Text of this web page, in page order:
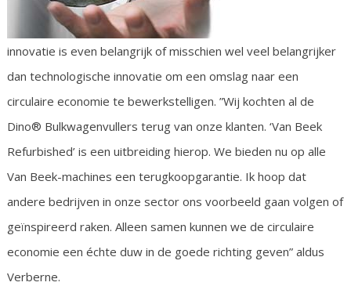
innovatie is even belangrijk of misschien wel veel belangrijker
dan technologische innovatie om een omslag naar een
circulaire economie te bewerkstelligen. ”Wij kochten al de
Dino® Bulkwagenvullers terug van onze klanten. ‘Van Beek
Refurbished’ is een uitbreiding hierop. We bieden nu op alle
Van Beek-machines een terugkoopgarantie. Ik hoop dat
andere bedrijven in onze sector ons voorbeeld gaan volgen of
geïnspireerd raken. Alleen samen kunnen we de circulaire
economie een échte duw in de goede richting geven” aldus
Verberne.